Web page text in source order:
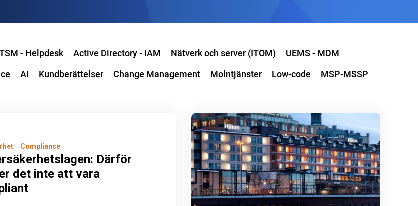
- Helpdesk Active Directory - IAM Nätverk och server (ITOM)
UEMS - MDM
AI Kundberättelser Change Management Molntjänster Low-code MSP-MSSP
Compliance
Därför
det inte att vara